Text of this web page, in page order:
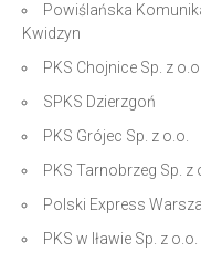
Powiślańska
Kwidzyn
PKS Chojnice Sp. z o.o.
SPKS Dzierzgoń
PKS Grójec Sp. z o.o.
PKS Tarnobrzeg Sp. z
Polski Express
PKS w Iławie Sp. z o.o.